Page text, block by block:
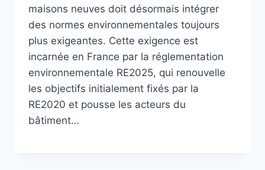
maisons neuves doit désormais intégrer
des normes environnementales toujours
plus exigeantes. Cette exigence est
incarnée en France par la réglementation
environnementale RE2025, qui renouvelle
les objectifs initialement fixés par la
RE2020 et pousse les acteurs du
bâtiment…